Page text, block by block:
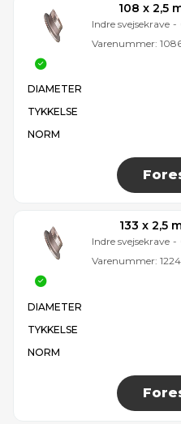
108 x 2,5
Indre svejsekrave -
Varenummer:
DIAMETER
TYKKELSE
NORM
133 x 2,5
Indre svejsekrave -
Varenummer:
DIAMETER
TYKKELSE
NORM